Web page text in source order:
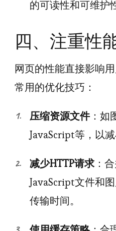
的可读性和可维护
四、注重性
网页的性能直接影响
常用的优化技巧：
压缩资源文件：如
JavaScript等，以减
减少HTTP请求：合
JavaScript文件和
传输时间。